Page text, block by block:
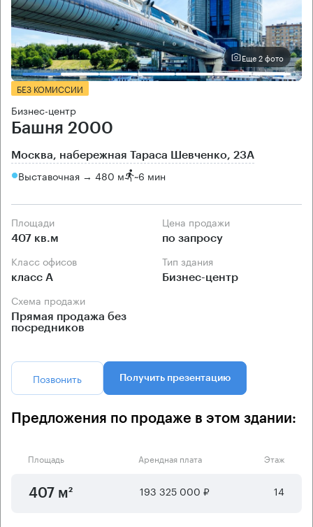
Еще 2 фото
БЕЗ КОМИССИИ
Бизнес-центр
Башня 2000
Москва, набережная Тараса Шевченко, 23А
Выставочная → 480 м ~6 мин
Площади
407 кв.м
Цена продажи
по запросу
Класс офисов
класс А
Тип здания
Бизнес-центр
Схема продажи
Прямая продажа без
посредников
Позвонить Получить презентацию
Предложения по продаже в этом здании:
Площадь Арендная плата Этаж
407 м² 193 325 000 ₽ 14